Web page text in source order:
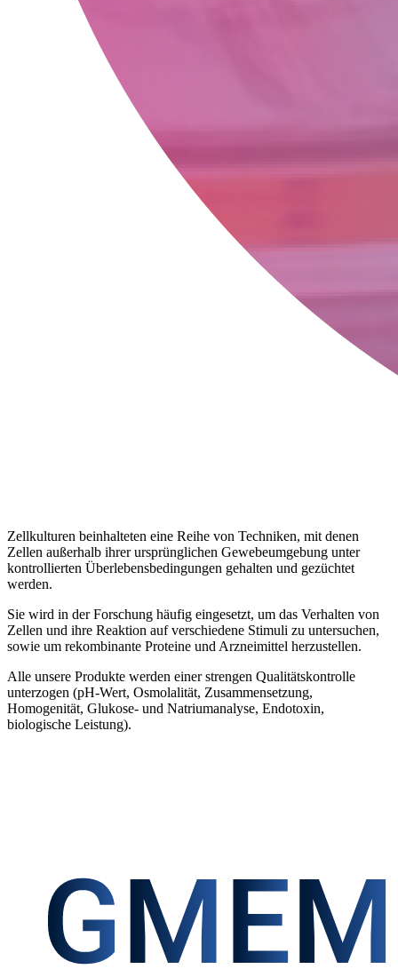
Zellkulturen beinhalteten eine Reihe von Techniken, mit denen
Zellen außerhalb ihrer ursprünglichen Gewebeumgebung unter
kontrollierten Überlebensbedingungen gehalten und gezüchtet
werden.
Sie wird in der Forschung häufig eingesetzt, um das Verhalten von
Zellen und ihre Reaktion auf verschiedene Stimuli zu untersuchen,
sowie um rekombinante Proteine und Arzneimittel herzustellen.
Alle unsere Produkte werden einer strengen Qualitätskontrolle
unterzogen (pH-Wert, Osmolalität, Zusammensetzung,
Homogenität, Glukose- und Natriumanalyse, Endotoxin,
biologische Leistung).